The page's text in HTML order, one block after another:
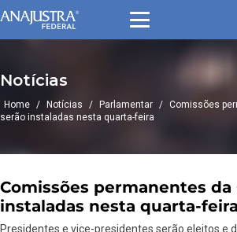
Notícias
Home / Notícias / Parlamentar / Comissões
serão instaladas nesta quarta-feira
Comissões permanentes da
instaladas nesta quarta-feira
Presidentes e vice-presidentes serão eleitos e